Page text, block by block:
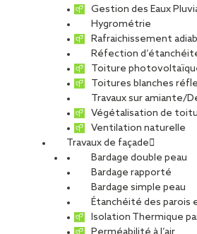
Gestion des Eaux
Hygrométrie
Rafraichissement
Réfection
Toiture
Toitures blanches
Travaux sur amiante/
Végétalisation de
Ventilation naturelle
Travaux de façade
Bardage double peau
Bardage rapporté
Bardage simple peau
Étanchéité des parois
Isolation Thermique
Perméabilité à l’air